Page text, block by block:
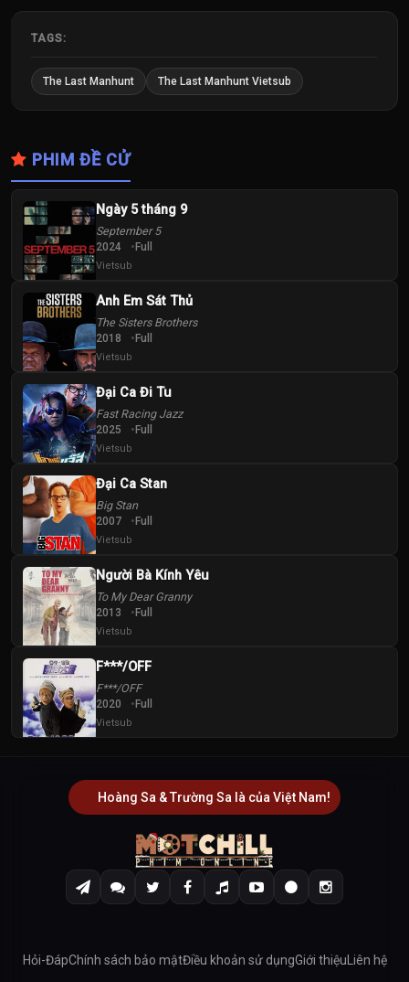
TAGS:
The Last Manhunt The Last Manhunt Vietsub
PHIM ĐỀ CỬ
Ngày 5 tháng 9
September 5
2024 Full
Vietsub
Anh Em Sát Thủ
The Sisters Brothers
2018 Full
Vietsub
Đại Ca Đi Tu
Fast Racing Jazz
2025 Full
Vietsub
Đại Ca Stan​
Big Stan
2007 Full
Vietsub
Người Bà Kính Yêu
To My Dear Granny
2013 Full
Vietsub
F***/OFF
F***/OFF
2020 Full
Vietsub
Hoàng Sa & Trường Sa là của Việt Nam!
Hỏi-ĐápChính sách bảo mậtĐiều khoản sử dụngGiới thiệu Liên hệ